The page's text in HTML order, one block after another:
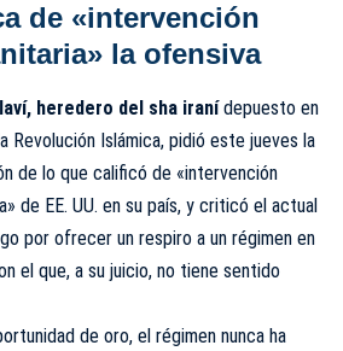
de «intervención
la ofensiva
heredero del sha iranídepuesto en
Revolución Islámica, pidió este jueves la
de lo que calificó de «intervención
de EE. UU. en su país, y criticó el actual
por ofrecer un respiro a un régimen en
el que, a su juicio, no tiene sentido
de oro, el régimen nunca ha